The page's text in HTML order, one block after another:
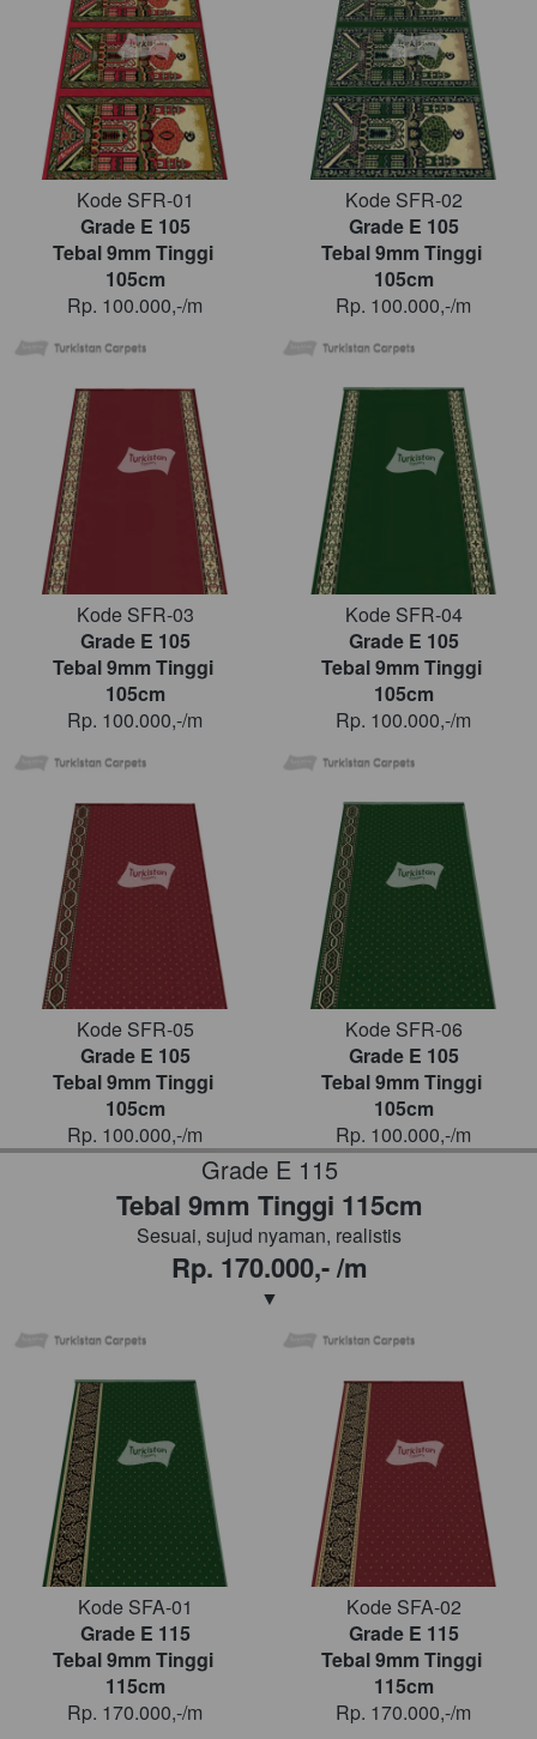
Kode SFR-01
Grade E 105
Tebal 9mm Tinggi
105cm
Rp. 100.000,-/m
Kode SFR-02
Grade E 105
Tebal 9mm Tinggi
105cm
Rp. 100.000,-/m
Kode SFR-03
Grade E 105
Tebal 9mm Tinggi
105cm
Rp. 100.000,-/m
Kode SFR-04
Grade E 105
Tebal 9mm Tinggi
105cm
Rp. 100.000,-/m
Kode SFR-05
Grade E 105
Tebal 9mm Tinggi
105cm
Rp. 100.000,-/m
Kode SFR-06
Grade E 105
Tebal 9mm Tinggi
105cm
Rp. 100.000,-/m
Grade E 115
Tebal 9mm Tinggi 115cm
Sesuai, sujud nyaman, realistis
Rp. 170.000,- /m
▼
Kode SFA-01
Grade E 115
Tebal 9mm Tinggi
115cm
Rp. 170.000,-/m
Kode SFA-02
Grade E 115
Tebal 9mm Tinggi
115cm
Rp. 170.000,-/m